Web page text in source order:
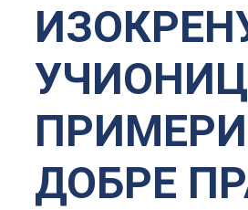
ПРИМЕРИ
ДОБРЕ